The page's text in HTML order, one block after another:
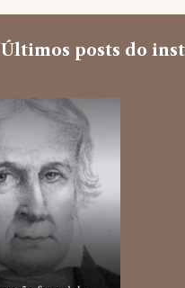
Últimos posts do